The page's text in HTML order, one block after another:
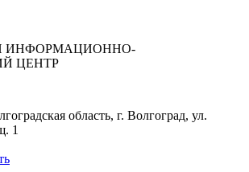
ИНФОРМАЦИОННО-
ЦЕНТР
область, г. Волгоград, ул.
1